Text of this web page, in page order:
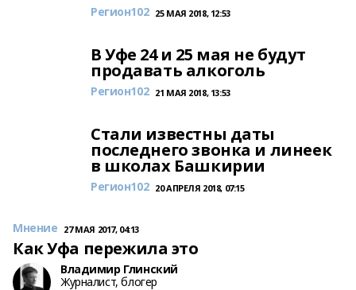
Регион102 25 МАЯ 2018, 12:53
В Уфе 24 и 25 мая не будут
продавать алкоголь
Регион102 21 МАЯ 2018, 13:53
Стали известны даты
последнего звонка и линеек
в школах Башкирии
Регион102 20 АПРЕЛЯ 2018, 07:15
Как Уфа пережила это
Мнение 27 МАЯ 2017, 04:13
Владимир Глинский
Журналист, блогер